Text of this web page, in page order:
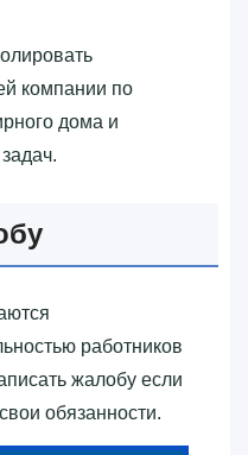
компании по
дома и
работников
жалобу если
обязанности.